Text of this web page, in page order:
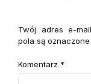
Twój adres e-
pola są oznaczone
Komentarz *